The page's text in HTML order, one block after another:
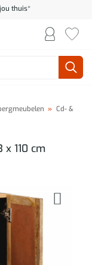
thuis*
» Cd- &
110 cm